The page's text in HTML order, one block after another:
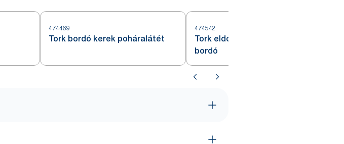
474469
Tork bordó kerek poháralátét
474542
Tork eldobható tányéralátét,
bordó